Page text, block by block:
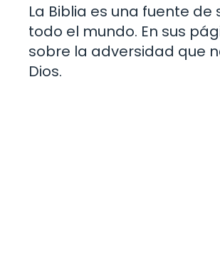
La Biblia es una fuente
todo el mundo. En sus
sobre la adversidad que
Dios.